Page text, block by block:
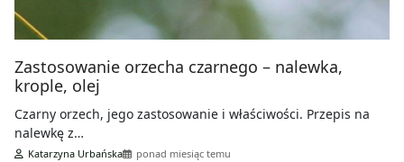
Zastosowanie orzecha czarnego – nalewka,
krople, olej
Czarny orzech, jego zastosowanie i właściwości. Przepis na
nalewkę z…
Katarzyna Urbańska ponad miesiąc temu